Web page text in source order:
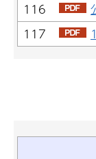
116
117